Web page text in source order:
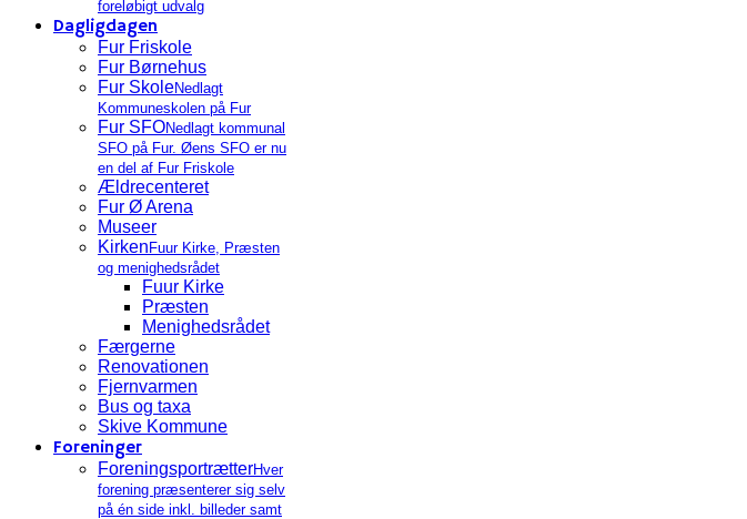
foreløbigt udvalg
Dagligdagen
Fur Friskole
Fur Børnehus
Fur SkoleNedlagt
Kommuneskolen på Fur
Fur SFONedlagt kommunal
SFO på Fur. Øens SFO er nu
en del af Fur Friskole
Ældrecenteret
Fur Ø Arena
Museer
Kirken Fuur Kirke, Præsten
og menighedsrådet
Fuur Kirke
Præsten
Menighedsrådet
Færgerne
Renovationen
Fjernvarmen
Bus og taxa
Skive Kommune
Foreninger
ForeningsportrætterHver
forening præsenterer sig selv
på én side inkl. billeder samt